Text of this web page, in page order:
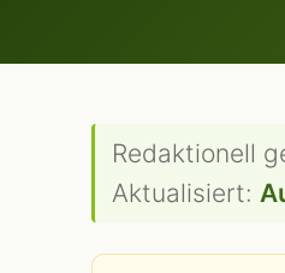
Redaktionell
Aktualisiert: